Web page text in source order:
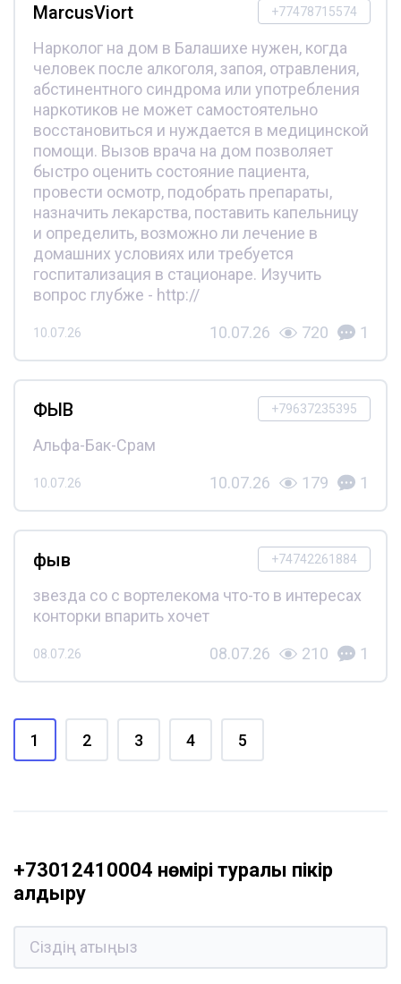
+77478715574
MarcusViort
Нарколог на дом в Балашихе нужен, когда
человек после алкоголя, запоя, отравления,
абстинентного синдрома или употребления
наркотиков не может самостоятельно
восстановиться и нуждается в медицинской
помощи. Вызов врача на дом позволяет
быстро оценить состояние пациента,
провести осмотр, подобрать препараты,
назначить лекарства, поставить капельницу
и определить, возможно ли лечение в
домашних условиях или требуется
госпитализация в стационаре. Изучить
вопрос глубже - http://
10.07.26 10.07.26 720 1
+79637235395
ФЫВ
Альфа-Бак-Срам
10.07.26 10.07.26 179 1
+74742261884
фыв
звезда со с вортелекома что-то в интересах
конторки впарить хочет
08.07.26 08.07.26 210 1
1 2 3 4 5
+73012410004 нөмірі туралы пікір
қалдыру